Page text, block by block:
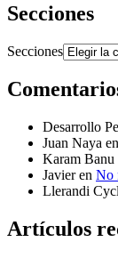
Secciones
Secciones
Desarrollo
Juan Naya en
Karam Banu
Javieren No
Llerandi
Artículos